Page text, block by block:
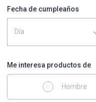
Fecha de cumpleaños
Día
Me interesa productos de
Hombre